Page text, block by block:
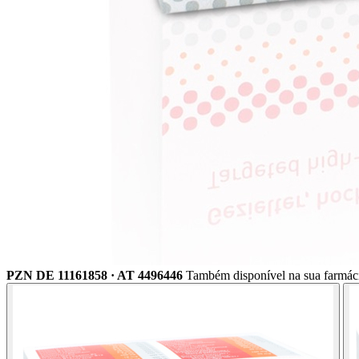
PZN DE 11161858 · AT 4496446 Também disponível na sua